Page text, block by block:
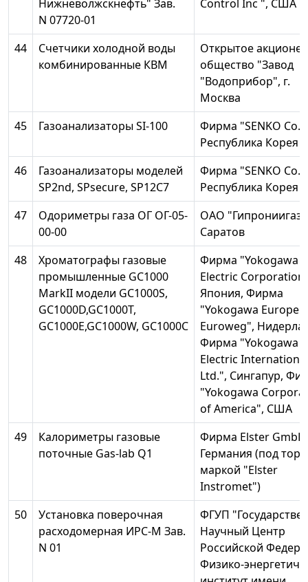
Нижневолжскнефть" Зав.
N 07720-01
Control Inc ", США
44
Счетчики холодной воды
комбинированные КВМ
Открытое
общество "Завод
"Водоприбор", г.
Москва
45
Газоанализаторы SI-100
Фирма "SENKO Co.,
Республика Корея
46
Газоанализаторы моделей
SP2nd, SPsecure, SP12C7
Фирма "SENKO Co.,
Республика Корея
47
Одориметры газа ОГ ОГ-05-
00-00
ОАО
Саратов
48
Хроматографы газовые
промышленные GC1000
MarkII модели GC1000S,
GC1000D,GC1000T,
GC1000E,GC1000W, GC1000C
Фирма "Yokogawa
Electric
Япония, Фирма
"Yokogawa Europe
Euroweg",
Фирма "Yokogawa
Electric
Ltd.", Сингапур,
"Yokogawa
of America", США
49
Калориметры газовые
поточные Gas-lab Q1
Фирма Elster GmbH,
Германия (под
маркой "Elster
Instromet")
50
Установка поверочная
расходомерная ИРС-М Зав.
N 01
ФГУП
Научный Центр
Российской
Физико-